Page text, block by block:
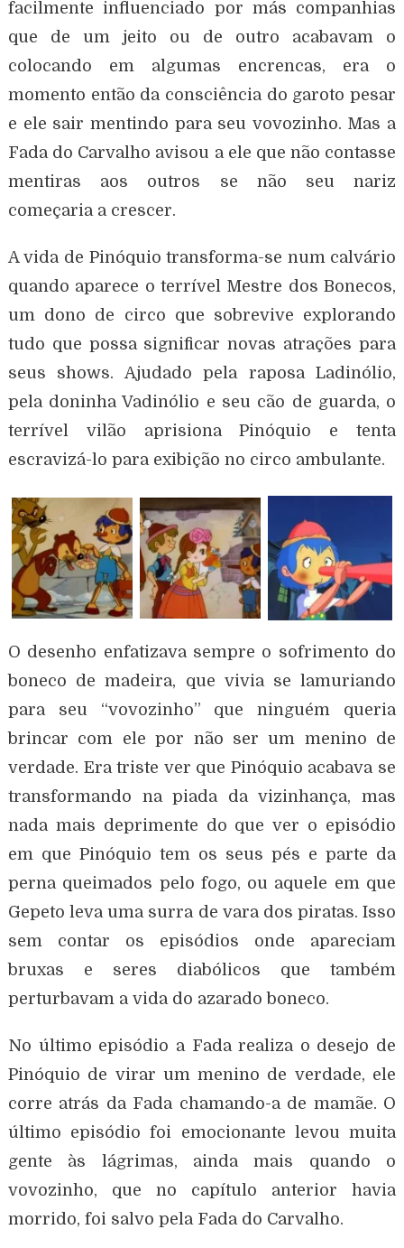
facilmente influenciado por más companhias
que de um jeito ou de outro acabavam o
colocando em algumas encrencas, era o
momento então da consciência do garoto pesar
e ele sair mentindo para seu vovozinho. Mas a
Fada do Carvalho avisou a ele que não contasse
mentiras aos outros se não seu nariz
começaria a crescer.
A vida de Pinóquio transforma-se num calvário
quando aparece o terrível Mestre dos Bonecos,
um dono de circo que sobrevive explorando
tudo que possa significar novas atrações para
seus shows. Ajudado pela raposa Ladinólio,
pela doninha Vadinólio e seu cão de guarda, o
terrível vilão aprisiona Pinóquio e tenta
escravizá-lo para exibição no circo ambulante.
O desenho enfatizava sempre o sofrimento do
boneco de madeira, que vivia se lamuriando
para seu “vovozinho” que ninguém queria
brincar com ele por não ser um menino de
verdade. Era triste ver que Pinóquio acabava se
transformando na piada da vizinhança, mas
nada mais deprimente do que ver o episódio
em que Pinóquio tem os seus pés e parte da
perna queimados pelo fogo, ou aquele em que
Gepeto leva uma surra de vara dos piratas. Isso
sem contar os episódios onde apareciam
bruxas e seres diabólicos que também
perturbavam a vida do azarado boneco.
No último episódio a Fada realiza o desejo de
Pinóquio de virar um menino de verdade, ele
corre atrás da Fada chamando-a de mamãe. O
último episódio foi emocionante levou muita
gente às lágrimas, ainda mais quando o
vovozinho, que no capítulo anterior havia
morrido, foi salvo pela Fada do Carvalho.